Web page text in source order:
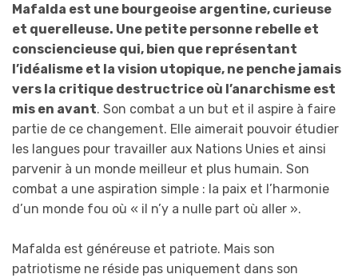
Mafalda est une bourgeoise argentine, curieuse
et querelleuse. Une petite personne rebelle et
consciencieuse qui, bien que représentant
l’idéalisme et la vision utopique, ne penche jamais
vers la critique destructrice où l’anarchisme est
mis en avant. Son combat a un but et il aspire à faire
partie de ce changement. Elle aimerait pouvoir étudier
les langues pour travailler aux Nations Unies et ainsi
parvenir à un monde meilleur et plus humain. Son
combat a une aspiration simple : la paix et l’harmonie
d’un monde fou où « il n’y a nulle part où aller ».
Mafalda est généreuse et patriote. Mais son
patriotisme ne réside pas uniquement dans son